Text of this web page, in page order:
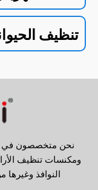
تنظيف
نحن متخصصون في
ومكنسات تنظيف
النوافذ وغيرها